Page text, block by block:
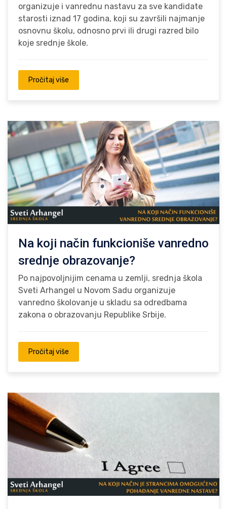
organizuje i vanrednu nastavu za sve kandidate
starosti iznad 17 godina, koji su završili najmanje
osnovnu školu, odnosno prvi ili drugi razred bilo
koje srednje škole.
Pročitaj više
Na koji način funkcioniše vanredno
srednje obrazovanje?
Po najpovoljnijim cenama u zemlji, srednja škola
Sveti Arhangel u Novom Sadu organizuje
vanredno školovanje u skladu sa odredbama
zakona o obrazovanju Republike Srbije.
Pročitaj više